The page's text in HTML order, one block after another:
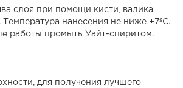
слоя при помощи кисти, валика
Температура нанесения не ниже +7ºС.
работы промыть Уайт-спиритом.
для получения лучшего